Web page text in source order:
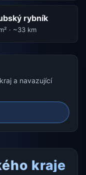
rybník
· ~33 km
a navazující
kraje